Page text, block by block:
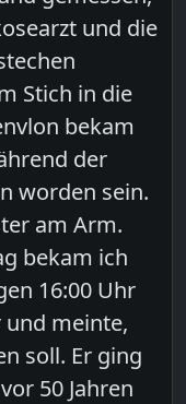
und die
Stich in die
bekam
der
worden sein.
am Arm.
bekam ich
16:00 Uhr
meinte,
soll. Er ging
50 Jahren